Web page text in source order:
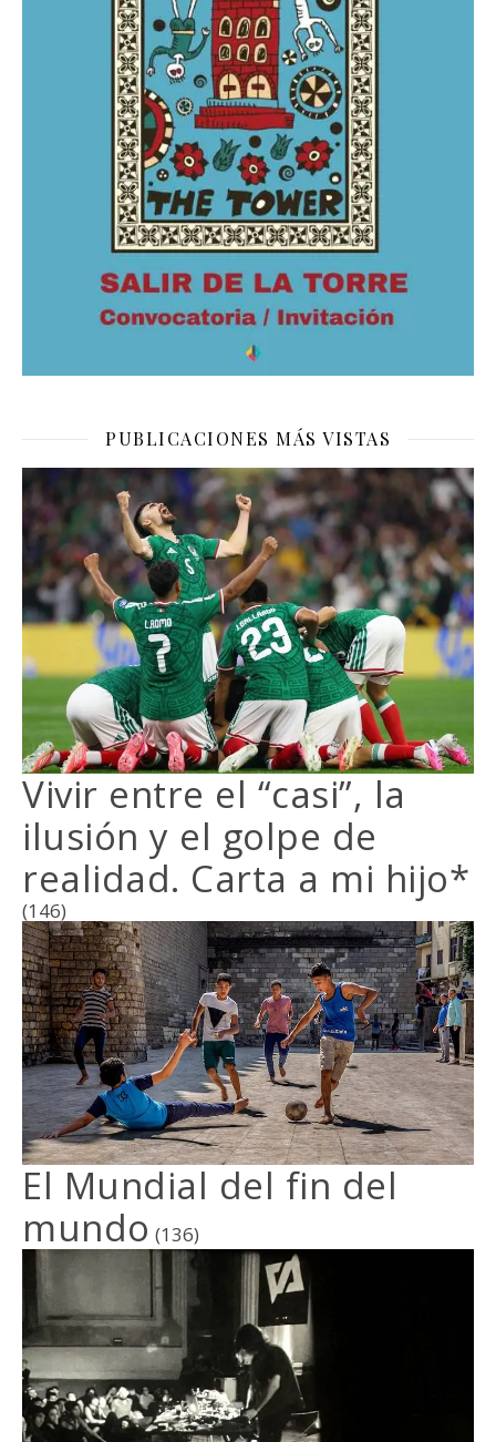
PUBLICACIONES MÁS VISTAS
Vivir entre el “casi”, la
ilusión y el golpe de
realidad. Carta a mi hijo*
(146)
El Mundial del fin del
mundo (136)